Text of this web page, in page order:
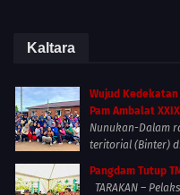
Kaltara
Wujud
Pam Ambalat
Nunukan-Dalam
teritorial (Binter)
Pangdam Tutup
TARAKAN –